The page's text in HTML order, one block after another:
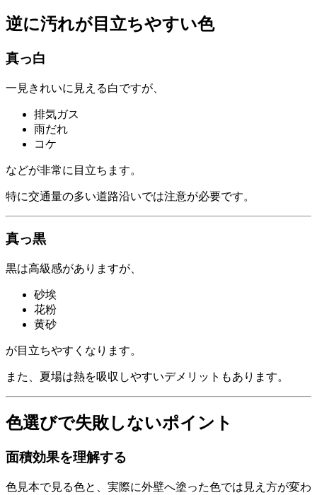
逆に汚れが目立ちやすい色
真っ白
一見きれいに見える白ですが、
排気ガス
雨だれ
コケ
などが非常に目立ちます。
特に交通量の多い道路沿いでは注意が必要です。
真っ黒
黒は高級感がありますが、
砂埃
花粉
黄砂
が目立ちやすくなります。
また、夏場は熱を吸収しやすいデメリットもあります。
色選びで失敗しないポイント
面積効果を理解する
色見本で見る色と、実際に外壁へ塗った色では見え方が変わ